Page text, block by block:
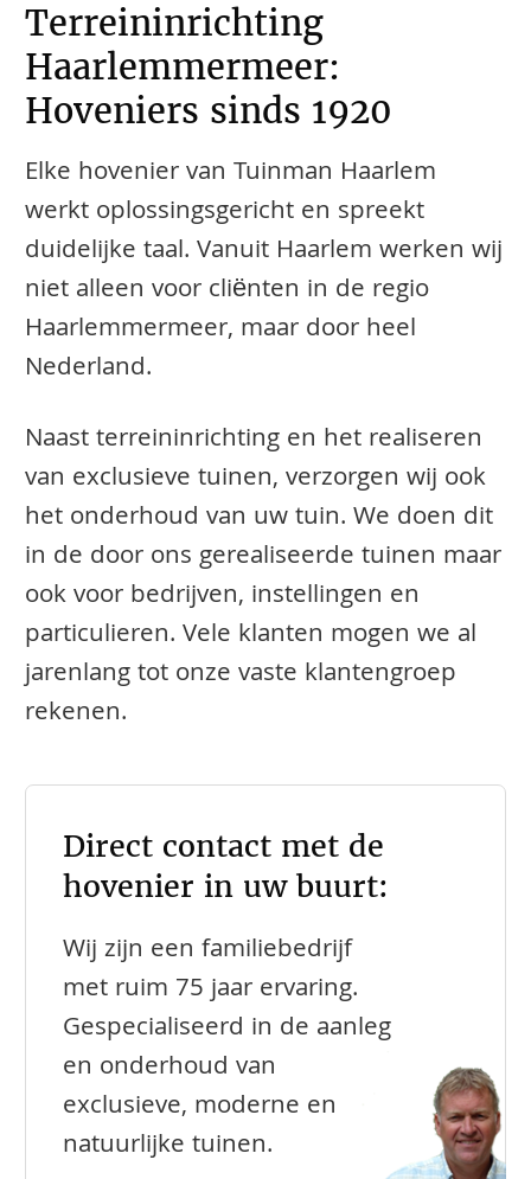
Terreininrichting
Haarlemmermeer:
Hoveniers sinds 1920
Elke hovenier van Tuinman Haarlem
werkt oplossingsgericht en spreekt
duidelijke taal. Vanuit Haarlem werken wij
niet alleen voor cliënten in de regio
Haarlemmermeer, maar door heel
Nederland.
Naast terreininrichting en het realiseren
van exclusieve tuinen, verzorgen wij ook
het onderhoud van uw tuin. We doen dit
in de door ons gerealiseerde tuinen maar
ook voor bedrijven, instellingen en
particulieren. Vele klanten mogen we al
jarenlang tot onze vaste klantengroep
rekenen.
Direct contact met de
hovenier in uw buurt:
Wij zijn een familiebedrijf
met ruim 75 jaar ervaring.
Gespecialiseerd in de aanleg
en onderhoud van
exclusieve, moderne en
natuurlijke tuinen.